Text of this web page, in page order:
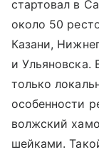
стартовал в
около 50
Казани,
и Ульяновска.
только
особенности
волжский
шейками.